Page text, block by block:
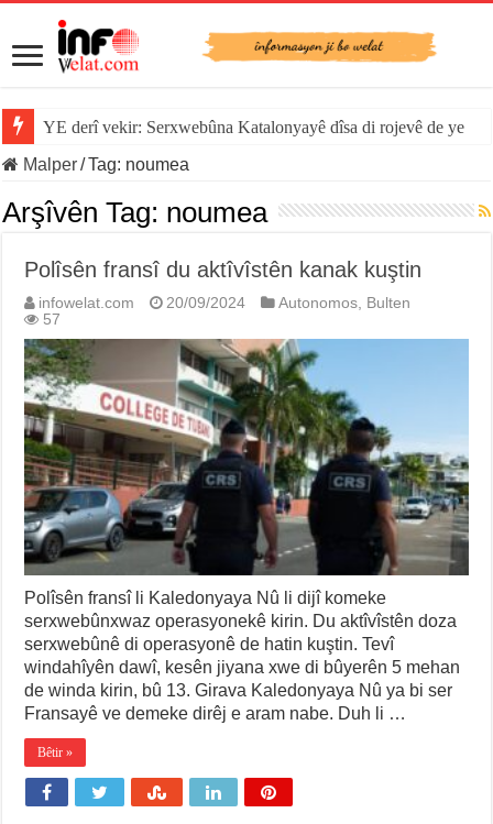
YE derî vekir: Serxwebûna Katalonyayê dîsa di rojevê de ye
Malper/Tag: noumea
Arşîvên Tag: noumea
Polîsên fransî du aktîvîstên kanak kuştin
infowelat.com 20/09/2024 Autonomos, Bulten
57
Polîsên fransî li Kaledonyaya Nû li dijî komeke
serxwebûnxwaz operasyonekê kirin. Du aktîvîstên doza
serxwebûnê di operasyonê de hatin kuştin. Tevî
windahîyên dawî, kesên jiyana xwe di bûyerên 5 mehan
de winda kirin, bû 13. Girava Kaledonyaya Nû ya bi ser
Fransayê ve demeke dirêj e aram nabe. Duh li …
Bêtir »